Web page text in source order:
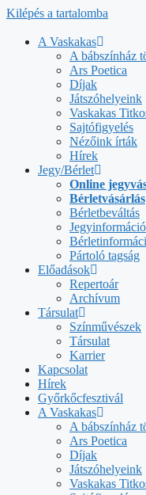
Kilépés a tartalomba
A Vaskakas
A bábszínház
Ars Poetica
Díjak
Játszóhelyeink
Vaskakas
Sajtófigyelés
Nézőink írták
Hírek
Jegy/Bérlet
Online
Bérletvásárlás
Bérletbeváltás
Jegyinformáció
Pártoló tagság
Előadások
Repertoár
Archívum
Társulat
Színművészek
Társulat
Karrier
Kapcsolat
Hírek
Győrkőcfesztivál
A Vaskakas
A bábszínház
Ars Poetica
Díjak
Játszóhelyeink
Vaskakas